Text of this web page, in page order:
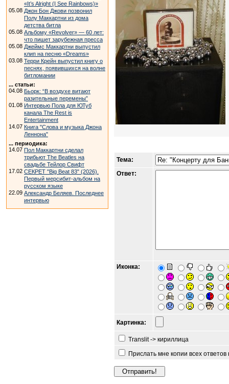
«It’s Alright (I See Rainbows)»
05.08 Джон Бон Джови позвонил
Полу Маккартни из дома
детства битла
05.08 Альбому «Revolver» — 60 лет:
что пишет зарубежная пресса
05.08 Джеймс Маккартни выпустил
клип на песню «Dreams»
03.08 Терри Крейн выпустил книгу о
песнях, появившихся на волне
битломании
... статьи:
04.08 Бьорк: “В воздухе витают
разительные перемены”
01.08 Интервью Пола для ЮТуб
канала The Rest is
Entertainment
14.07 Книга "Слова и музыка Джона
Леннона"
... периодика:
14.07 Пол Маккартни сделал
трибьют The Beatles на
свадьбе Тейлор Свифт
17.02 СЕКРЕТ "Big Beat 83" (2026).
Первый мерсибит-альбом на
русском языке
22.09 Александр Беляев. Последнее
интервью
Тема:
Ответ:
Иконка:
Картинка:
Translit -> кириллица
Прислать мне копии всех